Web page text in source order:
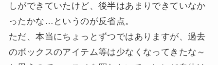
しができていたけど、後半はあまりできていなか
ったかな…というのが反省点。
ただ、本当にちょっとずつではありますが、過去
のボックスのアイテム等は少なくなってきたな～